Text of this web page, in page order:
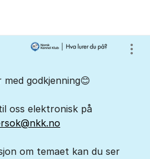
godkjenning😊
oss elektronisk på
om temaet kan du ser
Vis/